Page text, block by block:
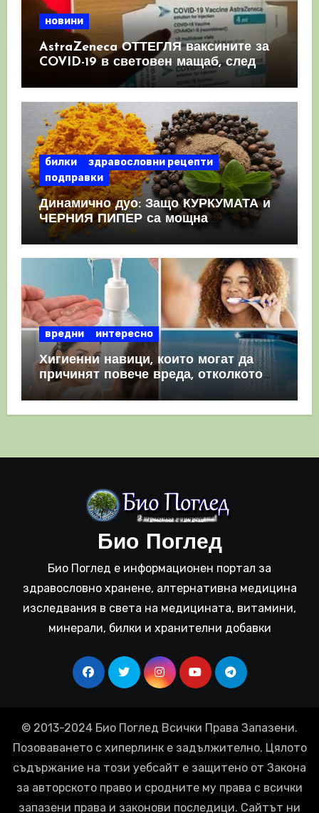
новини
AstraZeneca ОТТЕГЛЯ ваксините за
COVID-19 в световен мащаб, след
като призна, че те причиняват
билки
здравословни рецепти
подправки
Динамично дуо: Защо КУРКУМАТА и
ЧЕРНИЯ ПИПЕР са мощна
комбинация
вредни интересно
Хигиенни навици, които могат да
причинят повече вреда, отколкото
полза
Био Поглед
Био Поглед е информационен портал за
здравословно хранене, алтернативна медицина
изследвания в света на медицината, витамини,
минерали, билки и хранителни добавки
© 2013-2024 Био Поглед Всички Права Запазени.
Позоваването с хиперлинк е задължително. Цялото
съдържание на този уебсайт е защитено от Закона
за авторското право и сродните му права с всички
запазени права и законови последици. Сайтът ни